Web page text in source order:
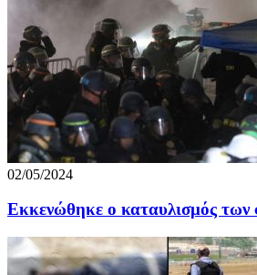
02/05/2024
Εκκενώθηκε ο καταυλισμός